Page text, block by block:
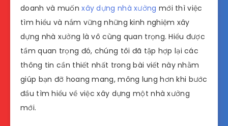
doanh và muốnxây dựng nhà xưởng mới thì việc
tìm hiểu và nắm vững những kinh nghiệm xây
dựng nhà xưởng là vô cùng quan trọng. Hiểu được
tầm quan trọng đó, chúng tôi đã tập hợp lại các
thông tin cần thiết nhất trong bài viết này nhằm
giúp bạn đỡ hoang mang, mông lung hơn khi bước
đầu tìm hiểu về việc xây dựng một nhà xưởng
mới.